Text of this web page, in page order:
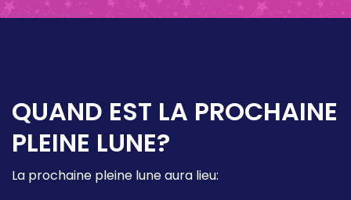
QUAND EST LA PROCHAINE
PLEINE LUNE?
La prochaine pleine lune aura lieu: